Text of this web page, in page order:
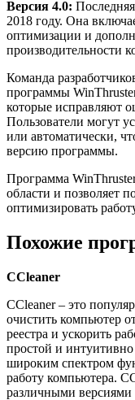
Версия 4.0:
2018 году. Она
оптимизации и
производительности
Команда
программы
которые исправляют
Пользователи могут
или автоматически,
версию программы.
Программа
области и позволяет
оптимизировать
Похожие
CCleaner
CCleaner – это
очистить компьютер
реестра и ускорить
простой и
широким спектром
работу компьютера.
различными версиями